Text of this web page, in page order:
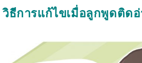
วิธีการแก้ไขเมื่อลูกพูดติดอ่